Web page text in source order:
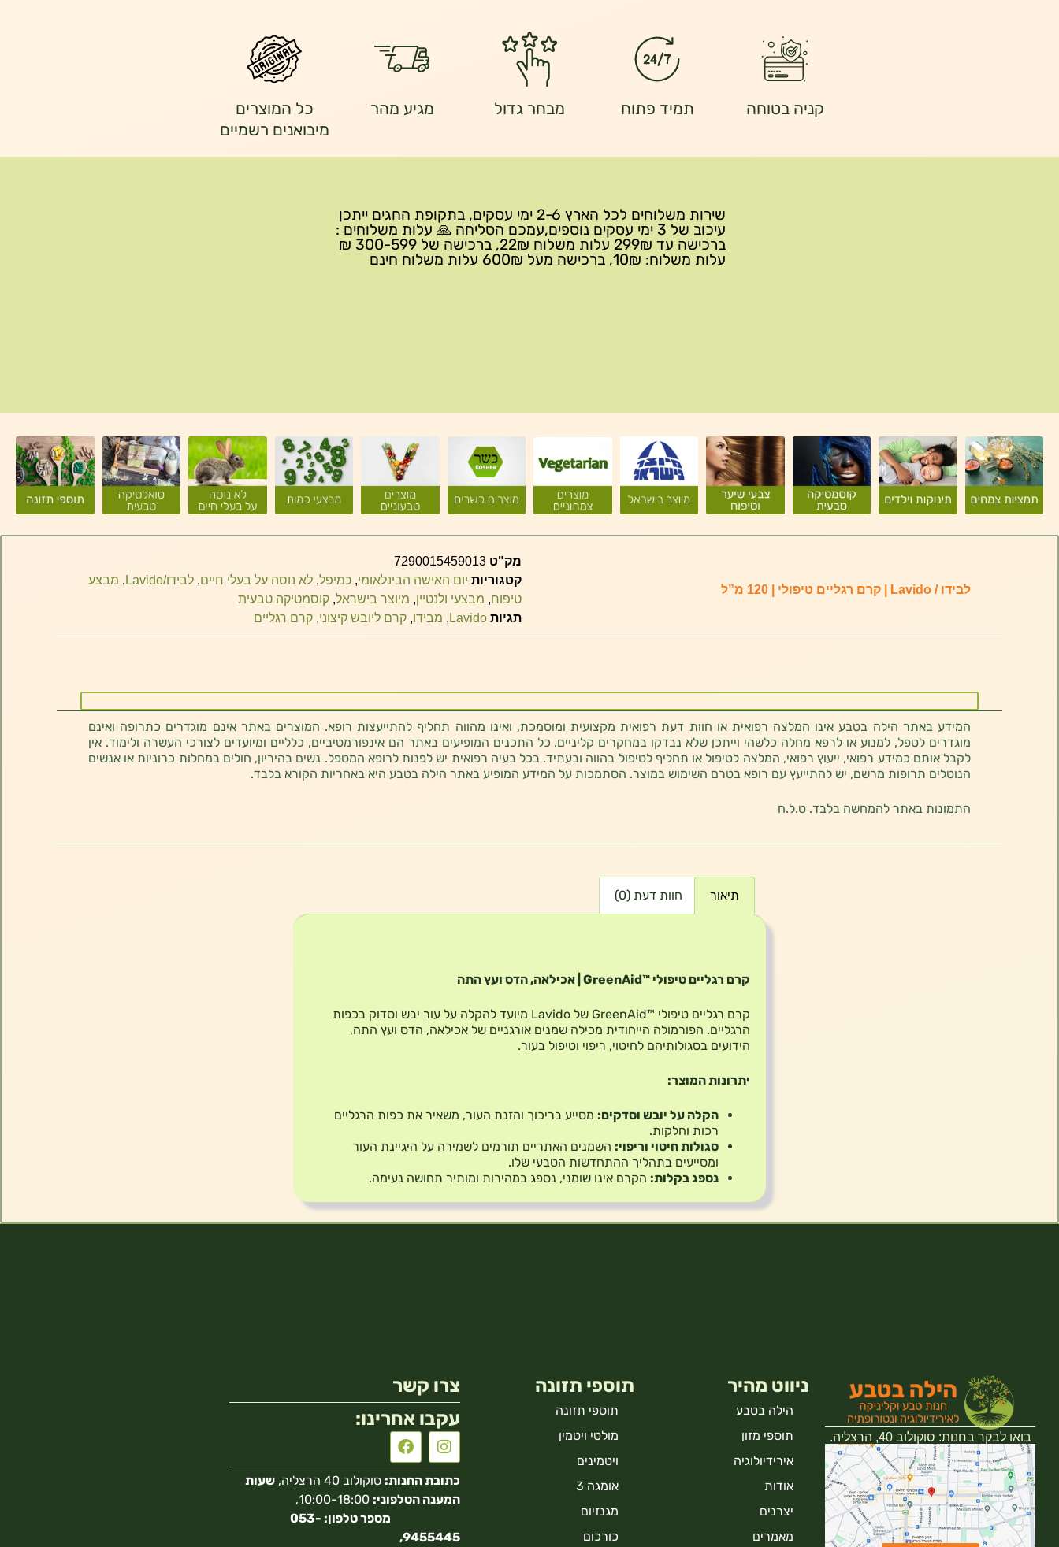
קניה בטוחה תמיד פתוח מבחר גדול מגיע מהר
כל המוצרים
מיבואנים רשמיים
שירות משלוחים לכל הארץ 2-6 ימי עסקים, בתקופת החגים ייתכן
עיכוב של 3 ימי עסקים נוספים,עמכם הסליחה 🙏 עלות משלוחים :
ברכישה עד 299₪ עלות משלוח 22₪, ברכישה של 300-599 ₪
עלות משלוח: 10₪, ברכישה מעל 600₪ עלות משלוח חינם
לבידו / Lavido | קרם רגליים טיפולי | 120 מ”ל
מק"ט 7290015459013
קטגוריות יום האישה הבינלאומי, כמיפל, לא נוסה על בעלי חיים, לבידו/Lavido , מבצע
טיפוח, מבצעי ולנטיין, מיוצר בישראל, קוסמטיקה טבעית
תגיות Lavido
, מבידו, קרם ליובש קיצוני, קרם רגליים
המידע באתר הילה בטבע אינו המלצה רפואית או חוות דעת רפואית מקצועית ומוסמכת, ואינו מהווה תחליף להתייעצות רופא. המוצרים באתר אינם מוגדרים כתרופה ואינם
מוגדרים לטפל, למנוע או לרפא מחלה כלשהי וייתכן שלא נבדקו במחקרים קליניים. כל התכנים המופיעים באתר הם אינפורמטיביים, כלליים ומיועדים לצורכי העשרה ולימוד. אין
לקבל אותם כמידע רפואי, ייעוץ רפואי, המלצה לטיפול או תחליף לטיפול בהווה ובעתיד. בכל בעיה רפואית יש לפנות לרופא המטפל. נשים בהיריון, חולים במחלות כרוניות או אנשים
הנוטלים תרופות מרשם, יש להתייעץ עם רופא בטרם השימוש במוצר. הסתמכות על המידע המופיע באתר הילה בטבע היא באחריות הקורא בלבד.
התמונות באתר להמחשה בלבד. ט.ל.ח
תיאור חוות דעת (0)
קרם רגליים טיפולי ™GreenAid | אכילאה, הדס ועץ התה
קרם רגליים טיפולי ™GreenAid של Lavido מיועד להקלה על עור יבש וסדוק בכפות
הרגליים. הפורמולה הייחודית מכילה שמנים אורגניים של אכילאה, הדס ועץ התה,
הידועים בסגולותיהם לחיטוי, ריפוי וטיפול בעור.
יתרונות המוצר:
הקלה על יובש וסדקים: מסייע בריכוך והזנת העור, משאיר את כפות הרגליים
רכות וחלקות.
סגולות חיטוי וריפוי: השמנים האתריים תורמים לשמירה על היגיינת העור
ומסייעים בתהליך ההתחדשות הטבעי שלו.
נספג בקלות: הקרם אינו שומני, נספג במהירות ומותיר תחושה נעימה.
בואו לבקר בחנות: סוקולוב 40, הרצליה.
ניווט מהיר
הילה בטבע
תוספי מזון
אירידיולוגיה
אודות
יצרנים
מאמרים
תוספי תזונה
תוספי תזונה
מולטי ויטמין
ויטמינים
אומגה 3
מגנזיום
כורכום
צרו קשר
עקבו אחרינו:
כתובת החנות: סוקולוב 40 הרצליה,
שעות
המענה הטלפוני:
10:00-18:00,
מספר טלפון: 053-
9455445,